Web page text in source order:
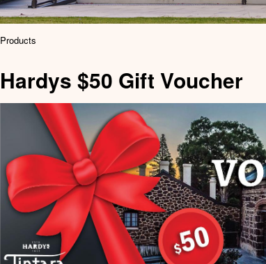
Products
Hardys $50 Gift Voucher